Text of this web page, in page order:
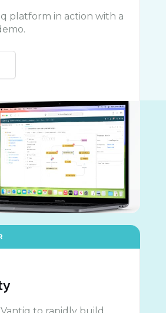
platform in action with a